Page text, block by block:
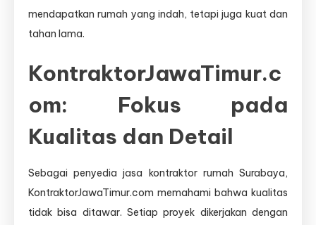
mendapatkan rumah yang indah, tetapi juga kuat dan
tahan lama.
KontraktorJawaTimur.c
om: Fokus pada
Kualitas dan Detail
Sebagai penyedia jasa kontraktor rumah Surabaya,
KontraktorJawaTimur.com memahami bahwa kualitas
tidak bisa ditawar. Setiap proyek dikerjakan dengan